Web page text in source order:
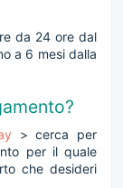
da 24 ore dal
a 6 mesi dalla
> cerca per
per il quale
che desideri